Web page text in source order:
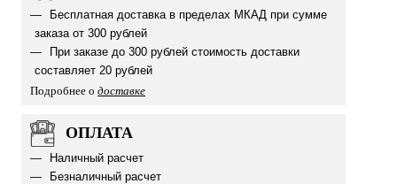
Бесплатная доставка в пределах МКАД при сумме
заказа от 300 рублей
При заказе до 300 рублей стоимость доставки
составляет 20 рублей
Подробнее о доставке
ОПЛАТА
Наличный расчет
Безналичный расчет